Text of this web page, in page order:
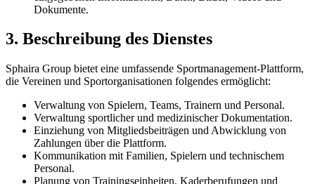
Dokumente.
3. Beschreibung des Dienstes
Sphaira Group bietet eine umfassende Sportmanagement-Plattform,
die Vereinen und Sportorganisationen folgendes ermöglicht:
Verwaltung von Spielern, Teams, Trainern und Personal.
Verwaltung sportlicher und medizinischer Dokumentation.
Einziehung von Mitgliedsbeiträgen und Abwicklung von
Zahlungen über die Plattform.
Kommunikation mit Familien, Spielern und technischem
Personal.
Planung von Trainingseinheiten, Kaderberufungen und